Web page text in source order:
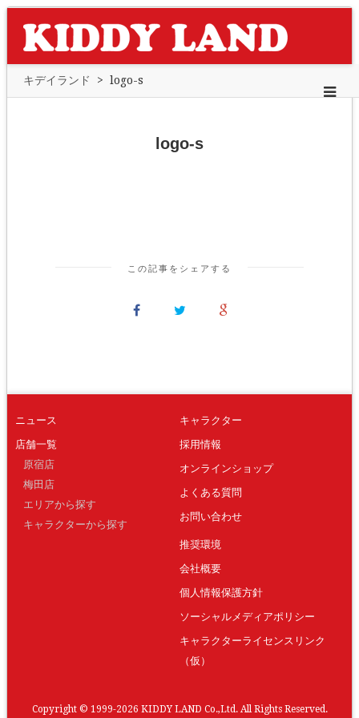
キデイランド > logo-s
logo-s
この記事をシェアする
ニュース
店舗一覧
原宿店
梅田店
エリアから探す
キャラクターから探す
キャラクター
採用情報
オンラインショップ
よくある質問
お問い合わせ
推奨環境
会社概要
個人情報保護方針
ソーシャルメディアポリシー
キャラクターライセンスリンク
（仮）
Copyright © 1999-2026 KIDDY LAND Co.,Ltd. All Rights Reserved.